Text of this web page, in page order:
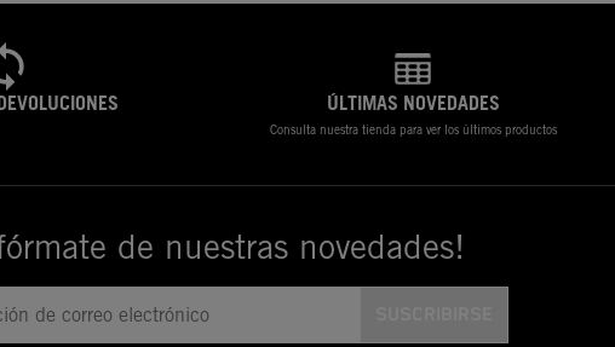
ÚLTIMAS NOVEDADES
Consulta nuestra tienda para ver los últimos productos
de nuestras novedades!